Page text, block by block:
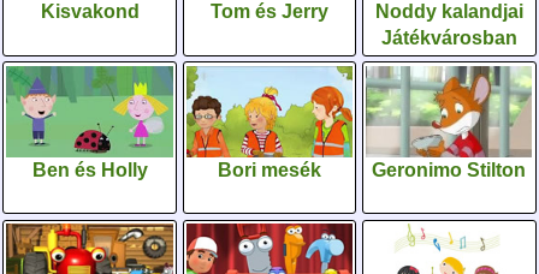
Kisvakond Tom és Jerry
Noddy kalandjai
Játékvárosban
Ben és Holly Bori mesék Geronimo Stilton